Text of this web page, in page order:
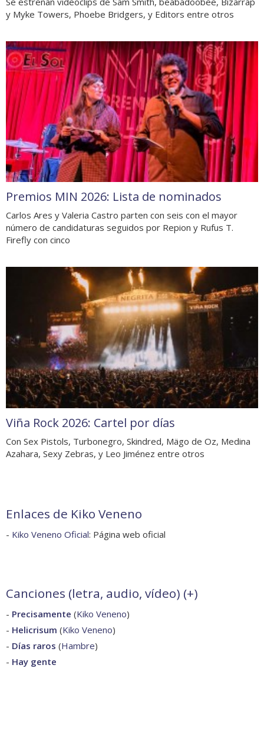
y Myke Towers, Phoebe Bridgers, y Editors entre otros
Premios MIN 2026: Lista de nominados
Carlos Ares y Valeria Castro parten con seis con el mayor
número de candidaturas seguidos por Repion y Rufus T.
Firefly con cinco
Viña Rock 2026: Cartel por días
Con Sex Pistols, Turbonegro, Skindred, Mägo de Oz, Medina
Azahara, Sexy Zebras, y Leo Jiménez entre otros
Enlaces de Kiko Veneno
- Kiko Veneno Oficial: Página web oficial
Canciones (letra, audio, vídeo) (+)
- Precisamente (Kiko Veneno)
- Helicrisum (Kiko Veneno)
- Días raros (Hambre)
- Hay gente